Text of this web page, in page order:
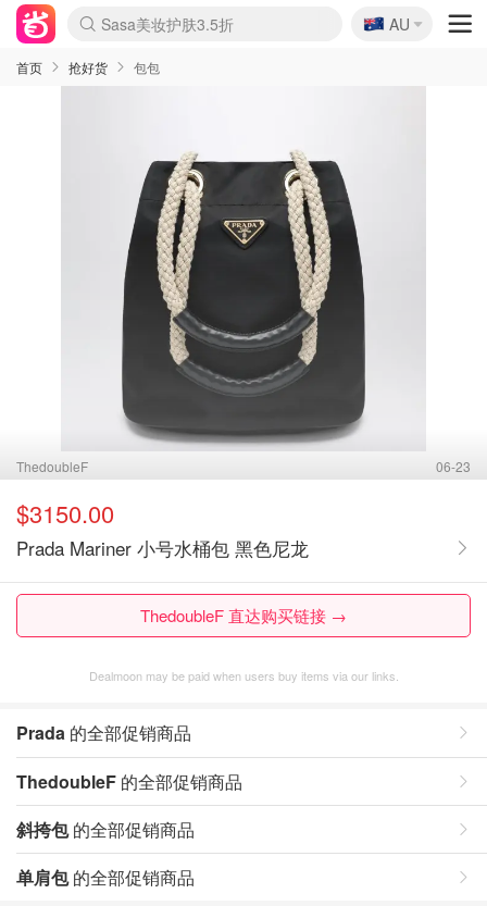
lululemon折扣上新
Sasa美妆护肤3.5折
SSENSE年中3折
FreshBeauty好价汇总
Cettire降价+叠9折
Farfetch折上8折
WWS Coles超市实拍
viagogo二手票捡漏
Myer清仓1折起
The Outnet奢牌1折起
David Jones 3折起
Flannels大牌1折
Perfumes Club护肤1折
AMIRO返校季6.2折
Oweek抽奖送Airpods
Amazon折扣汇总
eToro入金$200送$50
Amazon数码好物
ICONIC本周7.5折
ThedoubleF高奢地板价
Moose Knuckles 6折
丝芙兰5折起
EUFY官网3.7折起
Selenichast首饰2折
Trip机票酒店促销
YSL送5件彩妆礼
Amazon家居好物
BIGBANG巡演开票
David Jones时尚3折
Amazon美妆护肤
雅漾大喷$8
过敏原检测盒$33
伊索独家赠50ml沐浴露
科颜氏清仓3折
SEALIFE海洋馆门票6折
丝塔芙大白罐$16
订阅Newsletter送香薰
Cult Beauty 6.8折
Harrods圣诞日历2.3折
LN-CC奢牌私促3折
d'Alba空姐喷雾$16
EVE LOM套装逆天2折
Bernardelli独家4折
Adore Beauty 6折起
CT圣诞日历
Mytheresa奢品2.7折
Luxury Escapes 9折
Currentbody美容仪9折
MOON Garden Live
ALLSAINTS美衣3折
Roborock扫地机3.7折
Tingo Life水杯$24
Valentino官网5折
CR洗发护发6.3折
🇦🇺
AU
首页 抢好货 包包
ThedoubleF 06-23
$3150.00
Prada Mariner 小号水桶包 黑色尼龙
ThedoubleF 直达购买链接 →
Dealmoon may be paid when users buy items via our links.
Prada 的全部促销商品
ThedoubleF 的全部促销商品
斜挎包的全部促销商品
单肩包的全部促销商品